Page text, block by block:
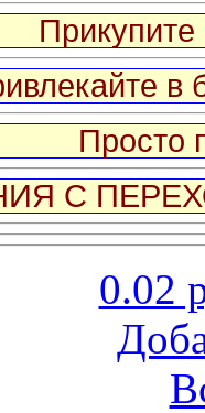
в
Просто
С
0.02